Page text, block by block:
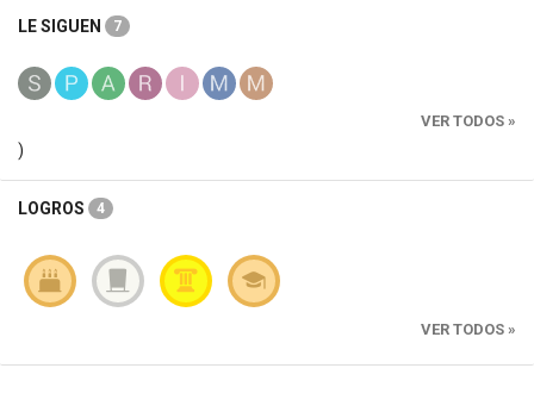
LE SIGUEN 7
VER TODOS »
)
LOGROS 4
VER TODOS »